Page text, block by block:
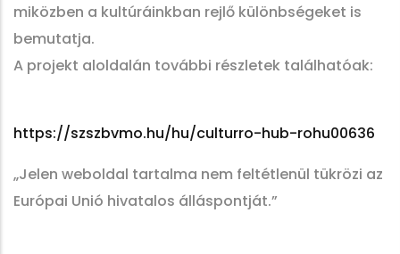
miközben a kultúráinkban rejlő különbségeket is
bemutatja.
A projekt aloldalán további részletek találhatóak:
https://szszbvmo.hu/hu/culturro-hub-rohu00636
„Jelen weboldal tartalma nem feltétlenül tükrözi az
Európai Unió hivatalos álláspontját.”